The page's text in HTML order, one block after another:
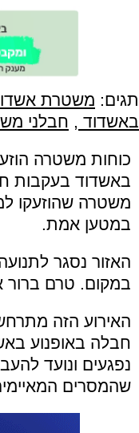
תגים: משטרת
באשדוד , חבלני
כוחות משטרה
באשדוד בעקבות
משטרה שהוזעקו
במטען אמת.
האזור נסגר
במקום. טרם ברור
האירוע הזה
חבלה באופנוע
נפגעים ונועד
שהמסרים